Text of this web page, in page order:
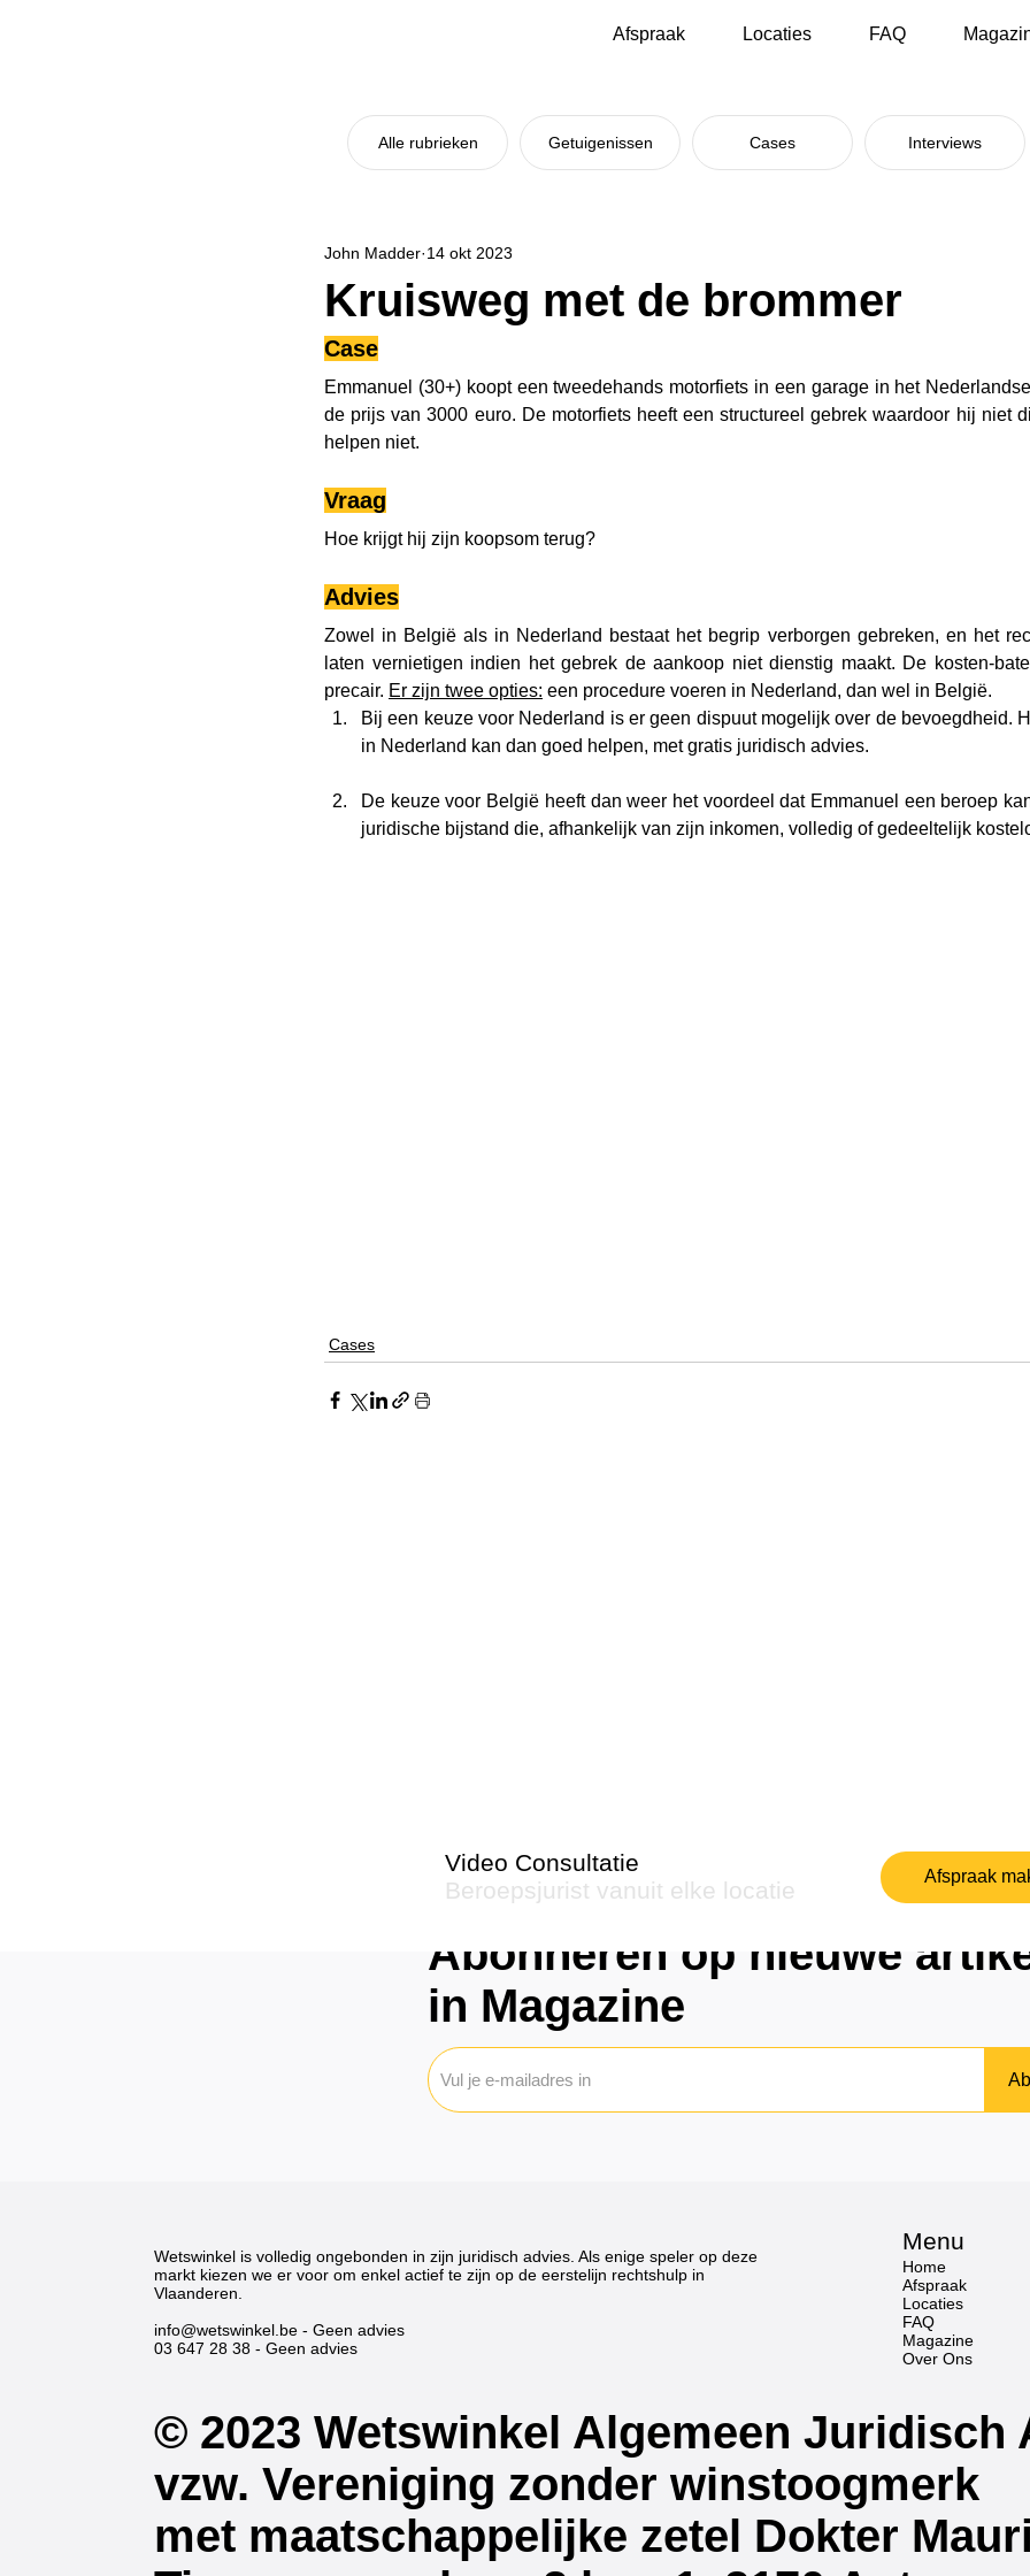
Afspraak Locaties FAQ
Getuigenissen Cases Interviews
Alle rubrieken
Kruisweg met de brommer
John Madder 14 okt 2023
Case
Emmanuel (30+) koopt een tweedehands motorfiets in een garage in het
de prijs van 3000 euro. De motorfiets heeft een structureel gebrek waardoor hij niet
helpen niet.
Vraag
Hoe krijgt hij zijn koopsom terug?
Advies
Zowel in België als in Nederland bestaat het begrip verborgen gebreken, en het
laten vernietigen indien het gebrek de aankoop niet dienstig maakt. De kosten-
precair. Er zijn twee opties: een procedure voeren in Nederland, dan wel in België.
Bij een keuze voor Nederland is er geen dispuut mogelijk over de bevoegdheid.
in Nederland kan dan goed helpen, met gratis juridisch advies.
De keuze voor België heeft dan weer het voordeel dat Emmanuel een beroep
juridische bijstand die, afhankelijk van zijn inkomen, volledig of gedeeltelijk
Cases
De naam van de vaderAbonneren op nieuwe
in Magazine
Video Consultatie
Beroepsjurist vanuit elke locatie
Afspraak
© 2023 Wetswinkel Algemeen Juridisch
vzw. Vereniging zonder winstoogmerk
met maatschappelijke zetel Dokter
Wetswinkel is volledig ongebonden in zijn juridisch advies. Als enige speler op deze
markt kiezen we er voor om enkel actief te zijn op de eerstelijn rechtshulp in
Vlaanderen.
info@wetswinkel.be - Geen advies
03 647 28 38 - Geen advies
Menu
Home
Afspraak
Locaties
FAQ
Magazine
Over Ons